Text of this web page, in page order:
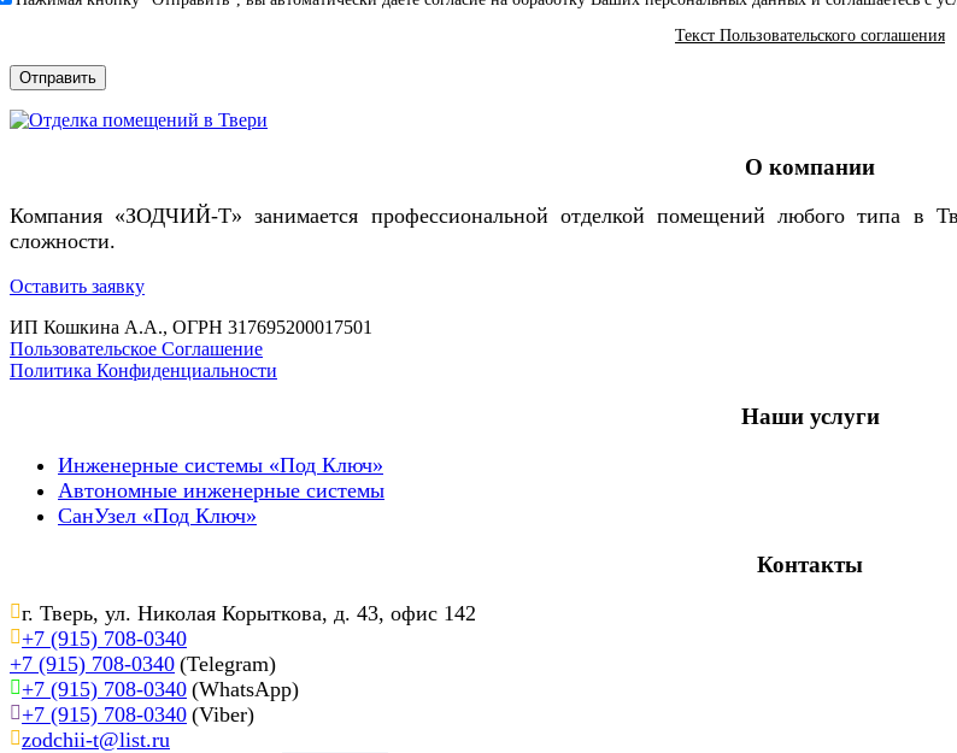
Текст Пользовательского соглашения
О компании
Компания «ЗОДЧИЙ-Т» занимается профессиональной отделкой помещений любого типа в
сложности.
Оставить заявку
ИП Кошкина А.А., ОГРН 317695200017501
Пользовательское Соглашение
Политика Конфиденциальности
Наши услуги
Инженерные системы «Под Ключ»
Автономные инженерные системы
СанУзел «Под Ключ»
Контакты
г. Тверь, ул. Николая Корыткова, д. 43, офис 142
+7 (915) 708-0340
+7 (915) 708-0340 (Telegram)
+7 (915) 708-0340 (WhatsApp)
+7 (915) 708-0340 (Viber)
zodchii-t@list.ru